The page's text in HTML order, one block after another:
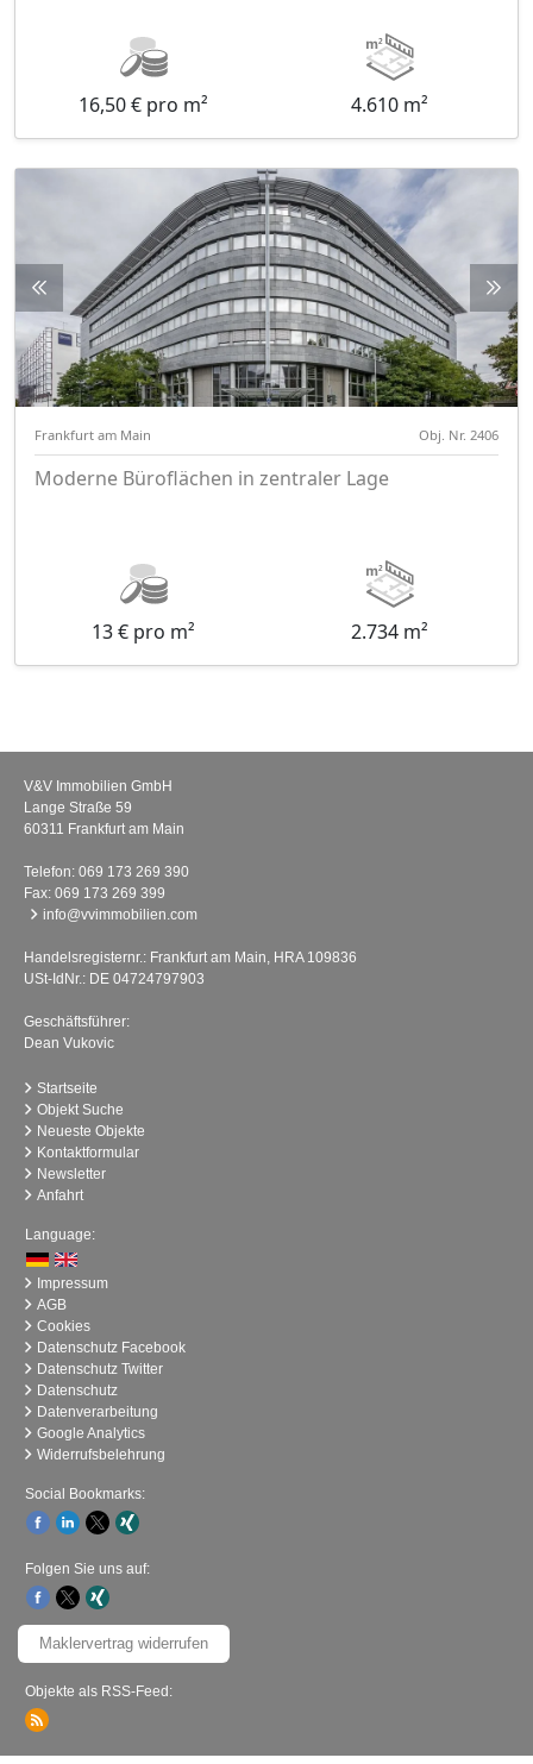
16,50 € pro m² 4.610 m²
Frankfurt am Main Obj. Nr. 2406
Moderne Büroflächen in zentraler Lage
13 € pro m² 2.734 m²
V&V Immobilien GmbH
Lange Straße 59
60311 Frankfurt am Main
Telefon: 069 173 269 390
Fax: 069 173 269 399
info@vvimmobilien.com
Handelsregisternr.: Frankfurt am Main, HRA 109836
USt-IdNr.: DE 04724797903
Geschäftsführer:
Dean Vukovic
Startseite
Objekt Suche
Neueste Objekte
Kontaktformular
Newsletter
Anfahrt
Language:
Impressum
AGB
Cookies
Datenschutz Facebook
Datenschutz Twitter
Datenschutz
Datenverarbeitung
Google Analytics
Widerrufsbelehrung
Social Bookmarks:
Folgen Sie uns auf:
Maklervertrag widerrufen
Objekte als RSS-Feed: